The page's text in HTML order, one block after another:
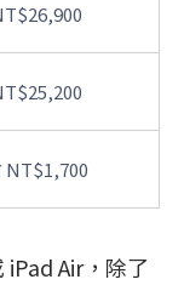
NT$1,700
iPad Air，除了